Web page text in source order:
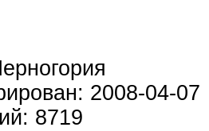
2008-04-07
8719